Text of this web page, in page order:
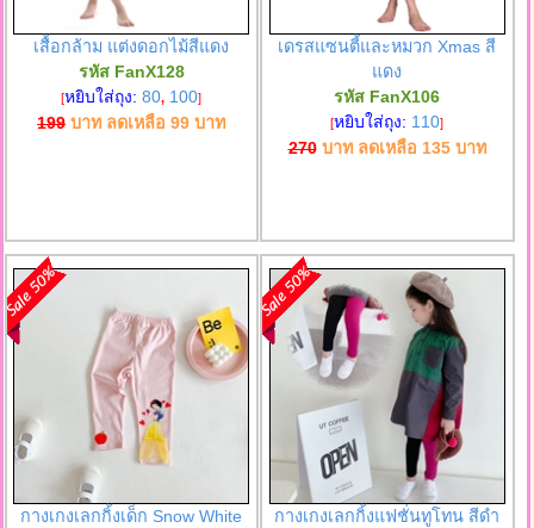
เสื้อกล้าม แต่งดอกไม้สีแดง
รหัส FanX128
[หยิบใส่ถุง:80, 100]
199บาท ลดเหลือ99 บาท
เดรสแซนตี้และหมวก Xmas สี
แดง
รหัส FanX106
[หยิบใส่ถุง: 110]
270บาท ลดเหลือ 135บาท
กางเกงเลกกิ้งเด็ก Snow White
กางเกงเลกกิ้งแฟชั่นทูโทน สีดำ